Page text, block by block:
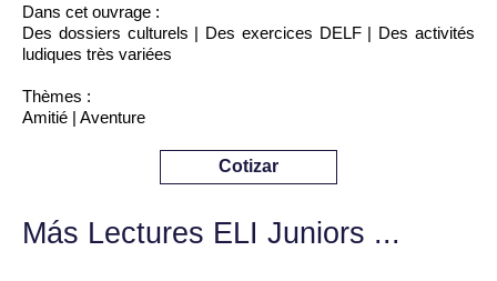
Dans cet ouvrage :
Des dossiers culturels | Des exercices DELF | Des activités
ludiques très variées
Thèmes :
Amitié | Aventure
Cotizar
Más Lectures ELI Juniors ...